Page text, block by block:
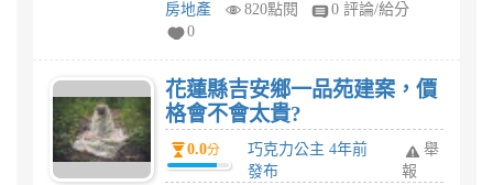
房地產
820點閱
0 評論/給分
0
花蓮縣吉安鄉一品苑建案，價
格會不會太貴?
0.0分
巧克力公主 4年前
發布
舉
報